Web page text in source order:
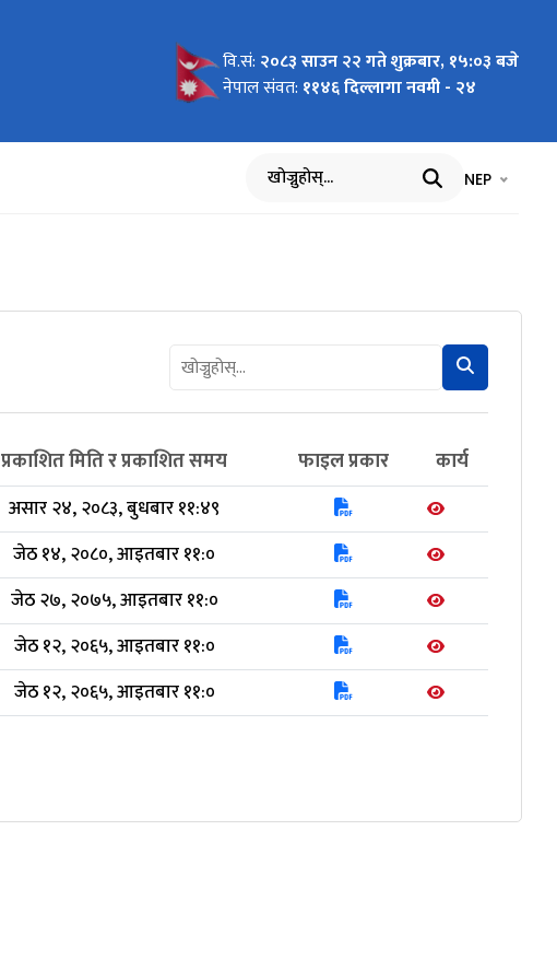
वि.सं: २०८३ साउन २२ गते शुक्रबार, १५:०३ बजे
नेपाल संवत: ११४६ दिल्लागा नवमी - २४
खोज्नुहोस् भाषा चयन
NEP
प्रकाशित मिति र प्रकाशित समय फाइल प्रकार कार्य
असार २४, २०८३, बुधबार ११:४९
जेठ १४, २०८०, आइतबार ११:०
जेठ २७, २०७५, आइतबार ११:०
जेठ १२, २०६५, आइतबार ११:०
जेठ १२, २०६५, आइतबार ११:०